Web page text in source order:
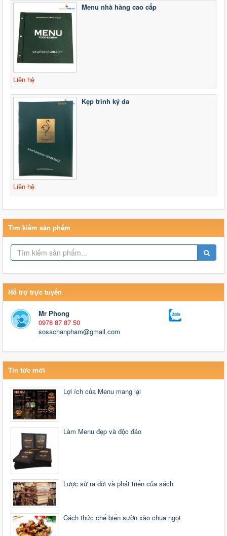
Menu nhà hàng cao cấp
Liên hệ
Kẹp trình ký da
Liên hệ
Tìm kiếm sản phẩm
Hỗ trợ trực tuyến
Mr Phong
0978 87 87 50
sosachanpham@gmail.com
Tin tức mới
Lợi ích của Menu mang lại
Làm Menu đẹp và độc đáo
Lược sử ra đời và phát triển của sách
Cách thức chế biến sườn xào chua ngọt